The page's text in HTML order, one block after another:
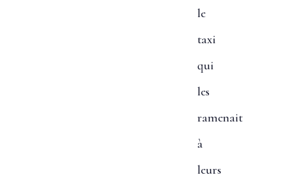
le
taxi
qui
les
ramenait
à
leurs